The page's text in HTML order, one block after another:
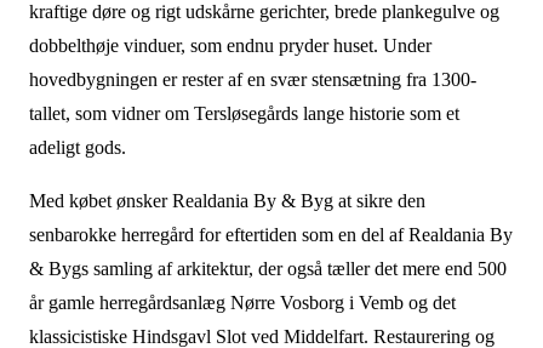
kraftige døre og rigt udskårne gerichter, brede plankegulve og
dobbelthøje vinduer, som endnu pryder huset. Under
hovedbygningen er rester af en svær stensætning fra 1300-
tallet, som vidner om Tersløsegårds lange historie som et
adeligt gods.
Med købet ønsker Realdania By & Byg at sikre den
senbarokke herregård for eftertiden som en del af Realdania By
& Bygs samling af arkitektur, der også tæller det mere end 500
år gamle herregårdsanlæg Nørre Vosborg i Vemb og det
klassicistiske Hindsgavl Slot ved Middelfart. Restaurering og